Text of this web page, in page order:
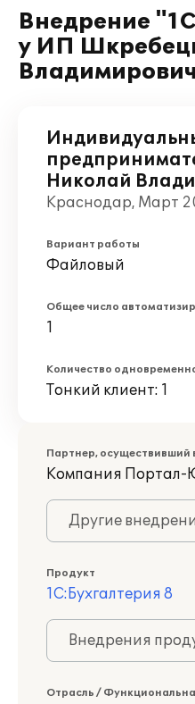
Внедрение
у ИП
Николай
Краснодар, Март
Вариант работы
Файловый
Общее число
1
Количество
Тонкий клиент: 1
Партнер, осуществивший
Компания Портал-
Другие
Продукт
1С:Бухгалтерия 8
Внедрения
Отрасль /